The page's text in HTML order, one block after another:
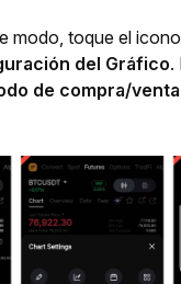
modo, toque el icono
del Gráfico
de compra/venta